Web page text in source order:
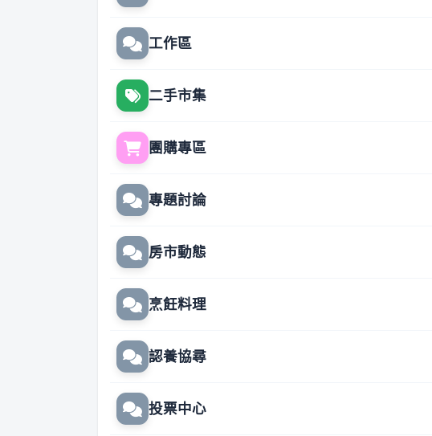
工作區
二手市集
團購專區
專題討論
房市動態
烹飪料理
認養協尋
投票中心